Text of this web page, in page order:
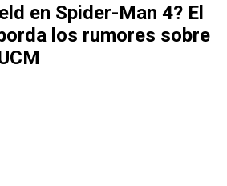
en Spider-Man 4? El
los rumores sobre